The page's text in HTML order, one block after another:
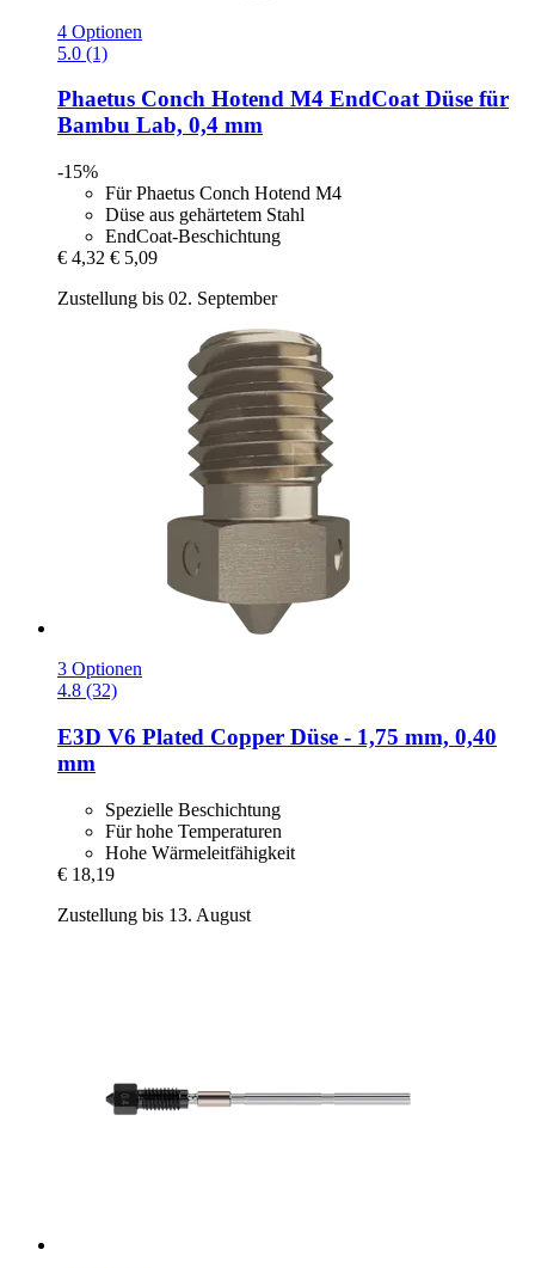
4 Optionen
5.0 (1)
Phaetus Conch Hotend M4 EndCoat Düse für
Bambu Lab, 0,4 mm
-15%
Für Phaetus Conch Hotend M4
Düse aus gehärtetem Stahl
EndCoat-Beschichtung
€ 4,32 € 5,09
Zustellung bis 02. September
3 Optionen
4.8 (32)
E3D V6 Plated Copper Düse -​ 1,75 mm, 0,40
mm
Spezielle Beschichtung
Für hohe Temperaturen
Hohe Wärmeleitfähigkeit
€ 18,19
Zustellung bis 13. August